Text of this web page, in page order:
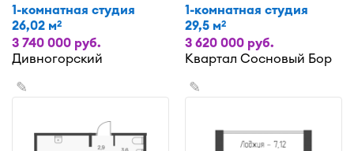
1-комнатная студия
26,02 м2
3 740 000 руб.
Дивногорский
1-комнатная студия
29,5 м2
3 620 000 руб.
Квартал Сосновый Бор
✎ ✎